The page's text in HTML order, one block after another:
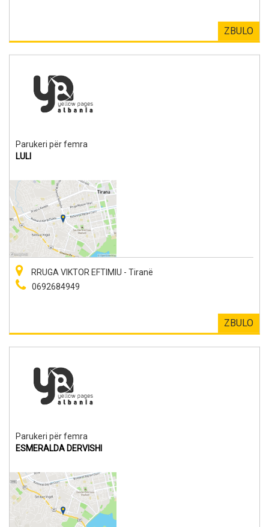
ZBULO
Parukeri për femra
LULI
RRUGA VIKTOR EFTIMIU - Tiranë
0692684949
ZBULO
Parukeri për femra
ESMERALDA DERVISHI